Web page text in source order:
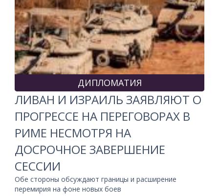
ДИПЛОМАТИЯ
ЛИВАН И ИЗРАИЛЬ ЗАЯВЛЯЮТ О
ПРОГРЕССЕ НА ПЕРЕГОВОРАХ В
РИМЕ НЕСМОТРЯ НА
ДОСРОЧНОЕ ЗАВЕРШЕНИЕ
СЕССИИ
Обе стороны обсуждают границы и расширение
перемирия на фоне новых боев